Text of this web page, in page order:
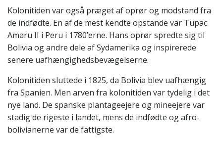
Kolonitiden var også præget af oprør og modstand fra
de indfødte. En af de mest kendte opstande var Tupac
Amaru II i Peru i 1780’erne. Hans oprør spredte sig til
Bolivia og andre dele af Sydamerika og inspirerede
senere uafhængighedsbevægelserne.
Kolonitiden sluttede i 1825, da Bolivia blev uafhængig
fra Spanien. Men arven fra kolonitiden var tydelig i det
nye land. De spanske plantageejere og mineejere var
stadig de rigeste i landet, mens de indfødte og afro-
bolivianerne var de fattigste.